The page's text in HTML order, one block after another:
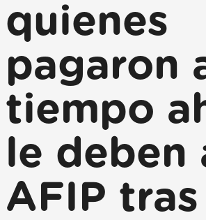
quienes
pagaron
tiempo
le deben
AFIP